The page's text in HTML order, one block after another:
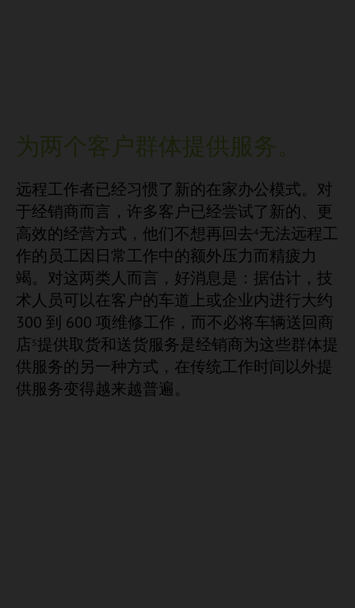
为两个客户群体提供服务。
远程工作者已经习惯了新的在家办公模式。对
于经销商而言，许多客户已经尝试了新的、更
高效的经营方式，他们不想再回去4无法远程工
作的员工因日常工作中的额外压力而精疲力
竭。对这两类人而言，好消息是：据估计，技
术人员可以在客户的车道上或企业内进行大约
300 到 600 项维修工作，而不必将车辆送回商
店5 提供取货和送货服务是经销商为这些群体提
供服务的另一种方式，在传统工作时间以外提
供服务变得越来越普遍。